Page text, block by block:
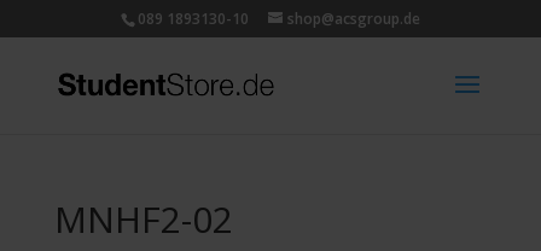
089 1893130-10 shop@acsgroup.de
MNHF2-02